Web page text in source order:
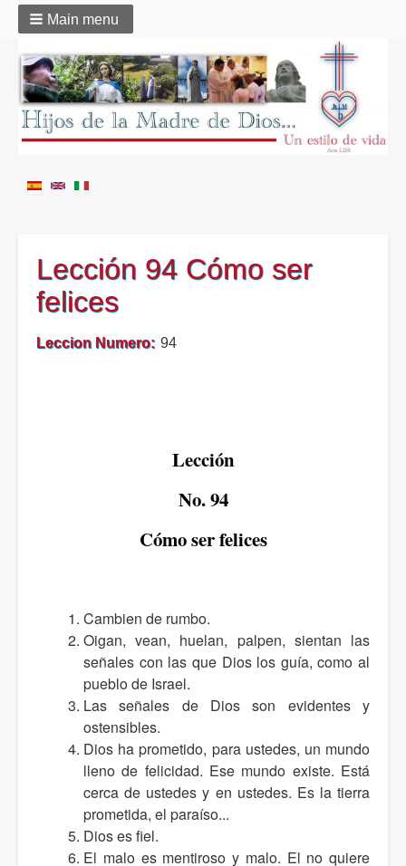
Main menu
Lección 94 Cómo ser
felices
Leccion Numero 94
Lección
No. 94
Cómo ser felices
Cambien de rumbo.
Oigan, vean, huelan, palpen, sientan las
señales con las que Dios los guía, como al
pueblo de Israel.
Las señales de Dios son evidentes y
ostensibles.
Dios ha prometido, para ustedes, un mundo
lleno de felicidad. Ese mundo existe. Está
cerca de ustedes y en ustedes. Es la tierra
prometida, el paraíso...
Dios es fiel.
El malo es mentiroso y malo. El no quiere